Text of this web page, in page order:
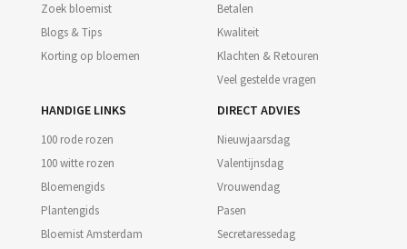
Zoek bloemist
Blogs & Tips
Korting op bloemen
Betalen
Kwaliteit
Klachten & Retouren
Veel gestelde vragen
HANDIGE LINKS
100 rode rozen
100 witte rozen
Bloemengids
Plantengids
Bloemist Amsterdam
DIRECT ADVIES
Nieuwjaarsdag
Valentijnsdag
Vrouwendag
Pasen
Secretaressedag